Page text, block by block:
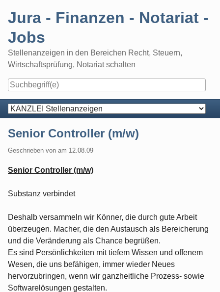
Jura - Finanzen - Notariat -
Jobs
Stellenanzeigen in den Bereichen Recht, Steuern,
Wirtschaftsprüfung, Notariat schalten
Navigation
Senior Controller (m/w)
Geschrieben von am 12.08.09
Senior Controller (m/w)
Substanz verbindet
Deshalb versammeln wir Könner, die durch gute Arbeit
überzeugen. Macher, die den Austausch als Bereicherung
und die Veränderung als Chance begrüßen.
Es sind Persönlichkeiten mit tiefem Wissen und offenem
Wesen, die uns befähigen, immer wieder Neues
hervorzubringen, wenn wir ganzheitliche Prozess- sowie
Softwarelösungen gestalten.